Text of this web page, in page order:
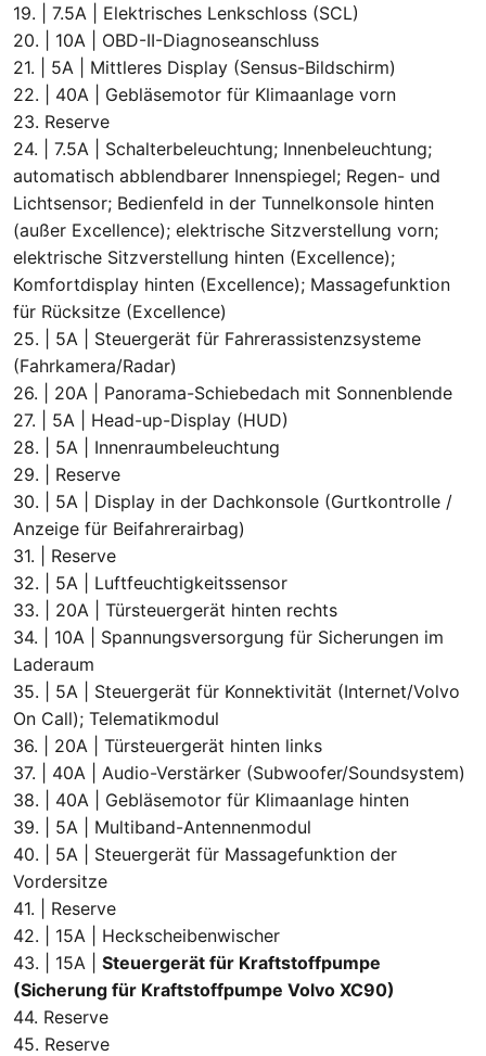
19. | 7.5A | Elektrisches Lenkschloss (SCL)
20. | 10A | OBD-II-Diagnoseanschluss
21. | 5A | Mittleres Display (Sensus-Bildschirm)
22. | 40A | Gebläsemotor für Klimaanlage vorn
23. Reserve
24. | 7.5A | Schalterbeleuchtung; Innenbeleuchtung;
automatisch abblendbarer Innenspiegel; Regen- und
Lichtsensor; Bedienfeld in der Tunnelkonsole hinten
(außer Excellence); elektrische Sitzverstellung vorn;
elektrische Sitzverstellung hinten (Excellence);
Komfortdisplay hinten (Excellence); Massagefunktion
für Rücksitze (Excellence)
25. | 5A | Steuergerät für Fahrerassistenzsysteme
(Fahrkamera/Radar)
26. | 20A | Panorama-Schiebedach mit Sonnenblende
27. | 5A | Head-up-Display (HUD)
28. | 5A | Innenraumbeleuchtung
29. | Reserve
30. | 5A | Display in der Dachkonsole (Gurtkontrolle /
Anzeige für Beifahrerairbag)
31. | Reserve
32. | 5A | Luftfeuchtigkeitssensor
33. | 20A | Türsteuergerät hinten rechts
34. | 10A | Spannungsversorgung für Sicherungen im
Laderaum
35. | 5A | Steuergerät für Konnektivität (Internet/Volvo
On Call); Telematikmodul
36. | 20A | Türsteuergerät hinten links
37. | 40A | Audio-Verstärker (Subwoofer/Soundsystem)
38. | 40A | Gebläsemotor für Klimaanlage hinten
39. | 5A | Multiband-Antennenmodul
40. | 5A | Steuergerät für Massagefunktion der
Vordersitze
41. | Reserve
42. | 15A | Heckscheibenwischer
43. | 15A | Steuergerät für Kraftstoffpumpe
(Sicherung für Kraftstoffpumpe Volvo XC90)
44. Reserve
45. Reserve